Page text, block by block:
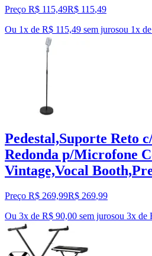
Preço R$ 115,49R$ 115,49
Ou 1x de R$ 115,49 sem jurosou 1x de
Pedestal,Suporte Reto
Redonda p/Microfone
Vintage,Vocal
Preço R$ 269,99R$ 269,99
Ou 3x de R$ 90,00 sem jurosou 3x de